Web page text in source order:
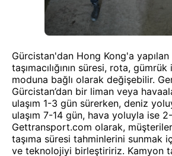
Gürcistan'dan Hong Kong'a
taşımacılığının süresi, rota,
moduna bağlı olarak değişebilir.
Gürcistan’dan bir liman veya
ulaşım 1-3 gün sürerken, deniz
ulaşım 7-14 gün, hava yoluyla ise
Gettransport.com olarak,
taşıma süresi tahminlerini sunmak
ve teknolojiyi birleştiririz. Kamyon